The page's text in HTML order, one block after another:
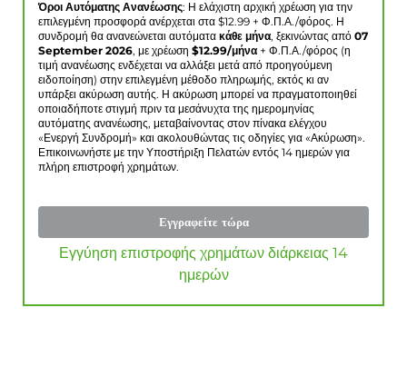
Όροι Αυτόματης Ανανέωσης: Η ελάχιστη αρχική χρέωση για την
επιλεγμένη προσφορά ανέρχεται στα $12.99 + Φ.Π.Α./φόρος. Η
συνδρομή θα ανανεώνεται αυτόματα κάθε μήνα, ξεκινώντας από 07
September 2026, με χρέωση $12.99/μήνα + Φ.Π.Α./φόρος (η
τιμή ανανέωσης ενδέχεται να αλλάξει μετά από προηγούμενη
ειδοποίηση) στην επιλεγμένη μέθοδο πληρωμής, εκτός κι αν
υπάρξει ακύρωση αυτής. Η ακύρωση μπορεί να πραγματοποιηθεί
οποιαδήποτε στιγμή πριν τα μεσάνυχτα της ημερομηνίας
αυτόματης ανανέωσης, μεταβαίνοντας στον πίνακα ελέγχου
«Ενεργή Συνδρομή» και ακολουθώντας τις οδηγίες για «Ακύρωση».
Επικοινωνήστε με την Υποστήριξη Πελατών εντός 14 ημερών για
πλήρη επιστροφή χρημάτων.
Εγγραφείτε τώρα
Εγγύηση επιστροφής χρημάτων διάρκειας 14
ημερών